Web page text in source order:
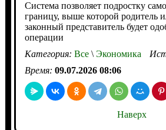
Система позволяет подростку
границу, выше которой родитель
законный представитель будет
операции
Категория: Все\Экономика
Время: 09.07.2026 08:06
Наверх